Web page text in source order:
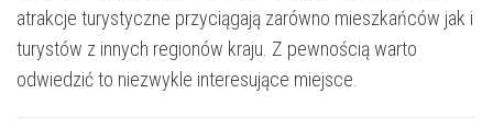
atrakcje turystyczne przyciągają zarówno mieszkańców jak i
turystów z innych regionów kraju. Z pewnością warto
odwiedzić to niezwykle interesujące miejsce.